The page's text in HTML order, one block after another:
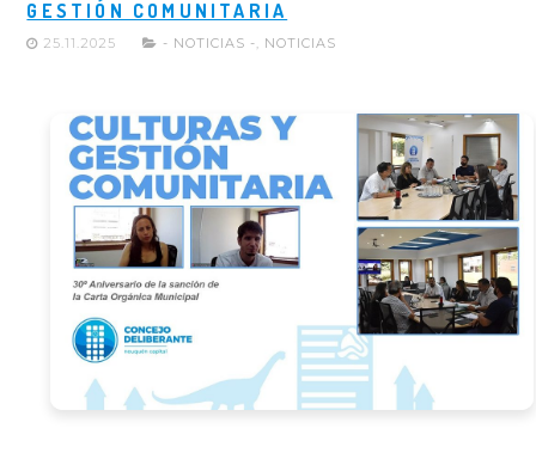
GESTIÓN COMUNITARIA
25.11.2025 - NOTICIAS - NOTICIAS